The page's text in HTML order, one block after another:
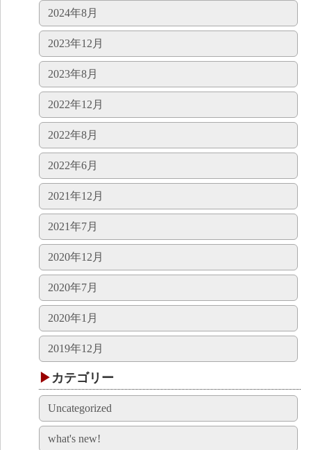
2024年8月
2023年12月
2023年8月
2022年12月
2022年8月
2022年6月
2021年12月
2021年7月
2020年12月
2020年7月
2020年1月
2019年12月
カテゴリー
Uncategorized
what's new!